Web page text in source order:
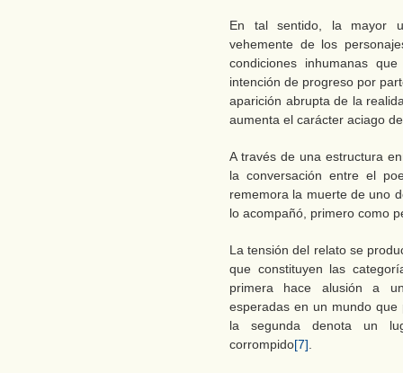
En tal sentido, la mayor
vehemente de los
condiciones inhumanas
intención de progreso por
aparición abrupta de la
aumenta el carácter aciago
A través de una estructura
la conversación entre el
rememora la muerte de uno
lo acompañó, primero como
La tensión del relato se
que constituyen las
primera hace alusión a
esperadas en un mundo
la segunda denota un
corrompido[7]